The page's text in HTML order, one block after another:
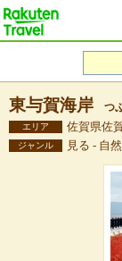
東与賀海岸 つ
エリア 佐賀県佐
ジャンル 見る - 自